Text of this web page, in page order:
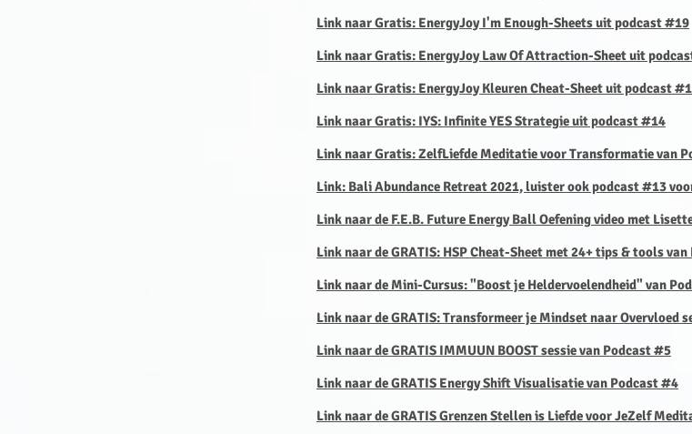
Link naar Gratis: EnergyJoy I'm Enough-Sheets uit podcast #19
Link naar Gratis: EnergyJoy Law Of Attraction-Sheet uit
Link naar Gratis: EnergyJoy Kleuren Cheat-Sheet uit podcast
Link naar Gratis: IYS: Infinite YES Strategie uit podcast #14
Link naar Gratis: ZelfLiefde Meditatie voor Transformatie van
Link: Bali Abundance Retreat 2021, luister ook podcast #13
Link naar de F.E.B. Future Energy Ball Oefening video met
Link naar de GRATIS: HSP Cheat-Sheet met 24+ tips & tools
Link naar de Mini-Cursus: "Boost je Heldervoelendheid" van
Link naar de GRATIS: Transformeer je Mindset naar Overvloed
Link naar de GRATIS IMMUUN BOOST sessie van Podcast #5
Link naar de GRATIS Energy Shift Visualisatie van Podcast #4
Link naar de GRATIS Grenzen Stellen is Liefde voor JeZelf